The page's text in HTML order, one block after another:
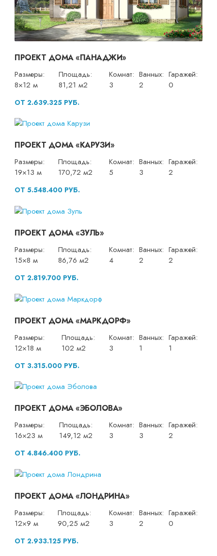
ПРОЕКТ ДОМА «ПАНАДЖИ»
Размеры:
8×12 м
Площадь:
81,21 м2
Комнат:
3
Ванных:
2
Гаражей:
0
ОТ 2.639.325 РУБ.
ПРОЕКТ ДОМА «КАРУЗИ»
Размеры:
19×13 м
Площадь:
170,72 м2
Комнат:
5
Ванных:
3
Гаражей:
2
ОТ 5.548.400 РУБ.
ПРОЕКТ ДОМА «ЗУЛЬ»
Размеры:
15×8 м
Площадь:
86,76 м2
Комнат:
4
Ванных:
2
Гаражей:
2
ОТ 2.819.700 РУБ.
ПРОЕКТ ДОМА «МАРКДОРФ»
Размеры:
12×18 м
Площадь:
102 м2
Комнат:
3
Ванных:
1
Гаражей:
1
ОТ 3.315.000 РУБ.
ПРОЕКТ ДОМА «ЭБОЛОВА»
Размеры:
16×23 м
Площадь:
149,12 м2
Комнат:
3
Ванных:
3
Гаражей:
2
ОТ 4.846.400 РУБ.
ПРОЕКТ ДОМА «ЛОНДРИНА»
Размеры:
12×9 м
Площадь:
90,25 м2
Комнат:
3
Ванных:
2
Гаражей:
0
ОТ 2.933.125 РУБ.